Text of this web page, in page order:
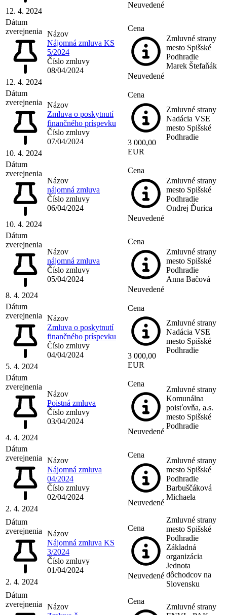
12. 4. 2024
Neuvedené
Dátum
zverejnenia
12. 4. 2024
Názov
Nájomná zmluva KS
5/2024
Číslo zmluvy
08/04/2024
Cena
Neuvedené
Zmluvné strany
mesto Spišské
Podhradie
Marek Štefaňák
Dátum
zverejnenia
10. 4. 2024
Názov
Zmluva o poskytnutí
finančného príspevku
Číslo zmluvy
07/04/2024
Cena
3 000,00
EUR
Zmluvné strany
Nadácia VSE
mesto Spišské
Podhradie
Dátum
zverejnenia
10. 4. 2024
Názov
nájomná zmluva
Číslo zmluvy
06/04/2024
Cena
Neuvedené
Zmluvné strany
mesto Spišské
Podhradie
Ondrej Ďurica
Dátum
zverejnenia
8. 4. 2024
Názov
nájomná zmluva
Číslo zmluvy
05/04/2024
Cena
Neuvedené
Zmluvné strany
mesto Spišské
Podhradie
Anna Bačová
Dátum
zverejnenia
5. 4. 2024
Názov
Zmluva o poskytnutí
finančného príspevku
Číslo zmluvy
04/04/2024
Cena
3 000,00
EUR
Zmluvné strany
Nadácia VSE
mesto Spišské
Podhradie
Dátum
zverejnenia
4. 4. 2024
Názov
Poistná zmluva
Číslo zmluvy
03/04/2024
Cena
Neuvedené
Zmluvné strany
Komunálna
poisťovňa, a.s.
mesto Spišské
Podhradie
Dátum
zverejnenia
2. 4. 2024
Názov
Nájomná zmluva
04/2024
Číslo zmluvy
02/04/2024
Cena
Neuvedené
Zmluvné strany
mesto Spišské
Podhradie
Barbuščáková
Michaela
Dátum
zverejnenia
2. 4. 2024
Názov
Nájomná zmluva KS
3/2024
Číslo zmluvy
01/04/2024
Cena
Neuvedené
Zmluvné strany
mesto Spišské
Podhradie
Základná
organizácia
Jednota
dôchodcov na
Slovensku
Dátum
zverejnenia
Názov
Cena
Zmluvné strany